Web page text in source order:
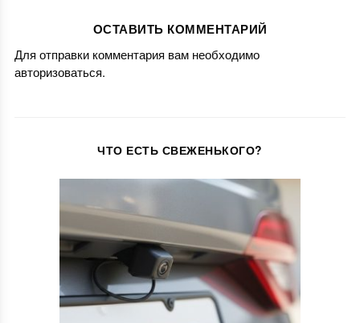
ОСТАВИТЬ КОММЕНТАРИЙ
Для отправки комментария вам необходимо
авторизоваться.
ЧТО ЕСТЬ СВЕЖЕНЬКОГО?